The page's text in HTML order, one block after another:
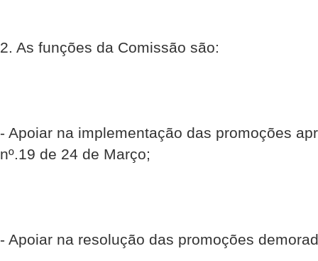
2. As funções da Comissão são:
- Apoiar na implementação das promoções
nº.19 de 24 de Março;
- Apoiar na resolução das promoções